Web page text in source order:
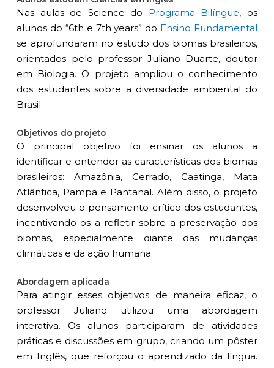
Nas aulas de Science do Programa Bilíngue, os
alunos do “6th e 7th years” do Ensino Fundamental
se aprofundaram no estudo dos biomas brasileiros,
orientados pelo professor Juliano Duarte, doutor
em Biologia. O projeto ampliou o conhecimento
dos estudantes sobre a diversidade ambiental do
Brasil.
Objetivos do projeto
O principal objetivo foi ensinar os alunos a
identificar e entender as características dos biomas
brasileiros: Amazônia, Cerrado, Caatinga, Mata
Atlântica, Pampa e Pantanal. Além disso, o projeto
desenvolveu o pensamento crítico dos estudantes,
incentivando-os a refletir sobre a preservação dos
biomas, especialmente diante das mudanças
climáticas e da ação humana.
Abordagem aplicada
Para atingir esses objetivos de maneira eficaz, o
professor Juliano utilizou uma abordagem
interativa. Os alunos participaram de atividades
práticas e discussões em grupo, criando um pôster
em Inglês, que reforçou o aprendizado da língua.